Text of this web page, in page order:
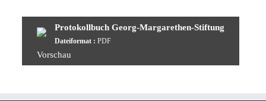
Protokollbuch Georg-Margarethen-Stiftung
Dateiformat : PDF
Vorschau